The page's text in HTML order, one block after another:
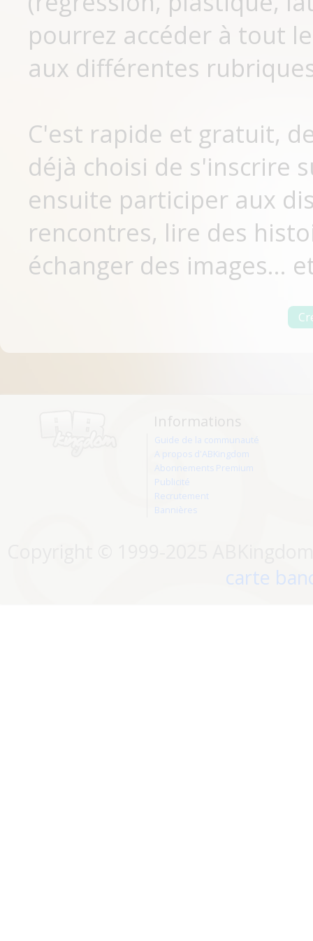
pourrez accéder à tout
aux différentes
C'est rapide et gratuit,
déjà choisi de s'inscrire
ensuite participer aux
rencontres, lire des
échanger des images...
Informations
Guide de la communauté
A propos d'ABKingdom
Abonnements Premium
Publicité
Recrutement
Bannières
carte